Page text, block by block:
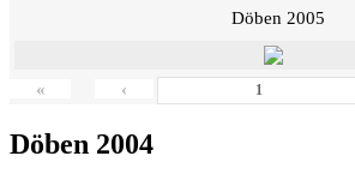
Döben 2005
« ‹
Döben 2004